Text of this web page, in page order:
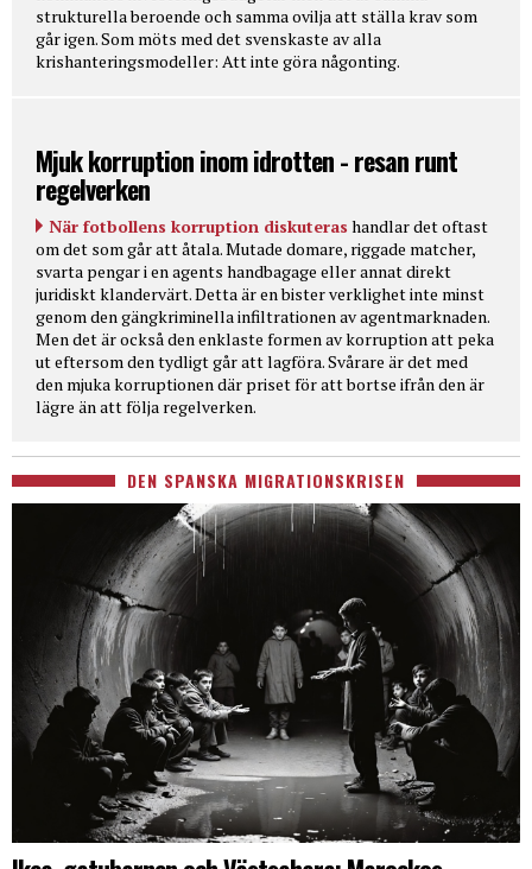
strukturella beroende och samma ovilja att ställa krav som
går igen. Som möts med det svenskaste av alla
krishanteringsmodeller: Att inte göra någonting.
Mjuk korruption inom idrotten - resan runt
regelverken
När fotbollens korruption diskuteras handlar det oftast
om det som går att åtala. Mutade domare, riggade matcher,
svarta pengar i en agents handbagage eller annat direkt
juridiskt klandervärt. Detta är en bister verklighet inte minst
genom den gängkriminella infiltrationen av agentmarknaden.
Men det är också den enklaste formen av korruption att peka
ut eftersom den tydligt går att lagföra. Svårare är det med
den mjuka korruptionen där priset för att bortse ifrån den är
lägre än att följa regelverken.
DEN SPANSKA MIGRATIONSKRISEN